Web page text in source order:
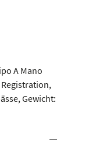
A Mano
Gewicht: